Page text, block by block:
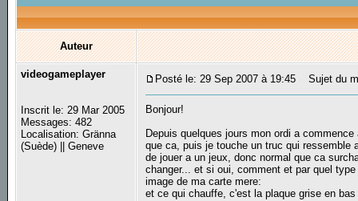
Auteur
videogameplayer
Inscrit le: 29 Mar 2005
Messages: 482
Localisation: Gränna
(Suède) || Geneve
Posté le: 29 Sep 2007 à 19:45 Sujet du
Bonjour!
Depuis quelques jours mon ordi a
que ca, puis je touche un truc qui
de jouer a un jeux, donc normal que ca
changer... et si oui, comment et par quel type
image de ma carte mere:
et ce qui chauffe, c'est la plaque grise en